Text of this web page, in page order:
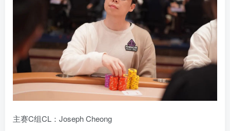
主赛C组CL：Joseph Cheong